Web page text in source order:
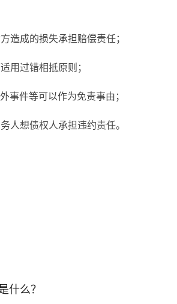
造成的损失承担赔偿责任；
用过错相抵原则；
事件等可以作为免责事由；
人想债权人承担违约责任。
什么？